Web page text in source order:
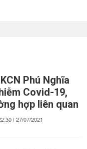
Phú Nghĩa
Covid-19,
hợp liên quan
| 27/07/2021